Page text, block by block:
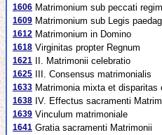
1606 Matrimonium sub peccati
1609 Matrimonium sub Legis
1612 Matrimonium in Domino
1618 Virginitas propter Regnum
1621 II. Matrimonii celebratio
1625 III. Consensus matrimonialis
1633 Matrimonia mixta et disparitas
1638 IV. Effectus sacramenti
1639 Vinculum matrimoniale
1641 Gratia sacramenti Matrimonii